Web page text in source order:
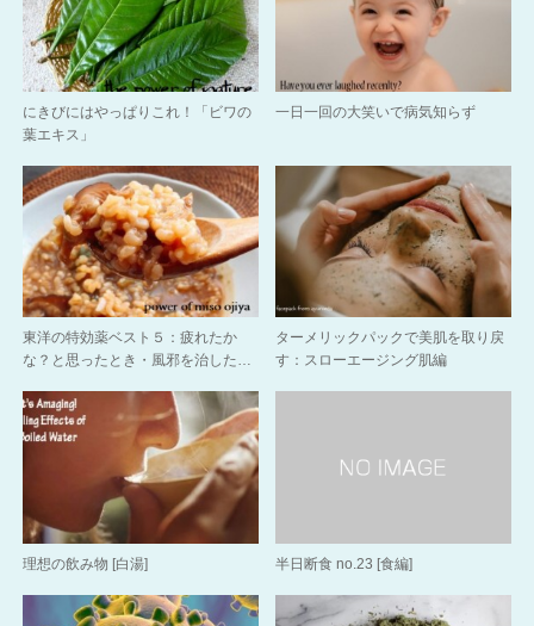
にきびにはやっぱりこれ！「ビワの
葉エキス」
一日一回の大笑いで病気知らず
東洋の特効薬ベスト５：疲れたか
な？と思ったとき・風邪を治した…
ターメリックパックで美肌を取り戻
す：スローエージング肌編
理想の飲み物 [白湯] 半日断食 no.23 [食編]